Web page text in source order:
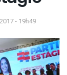
- 19h49